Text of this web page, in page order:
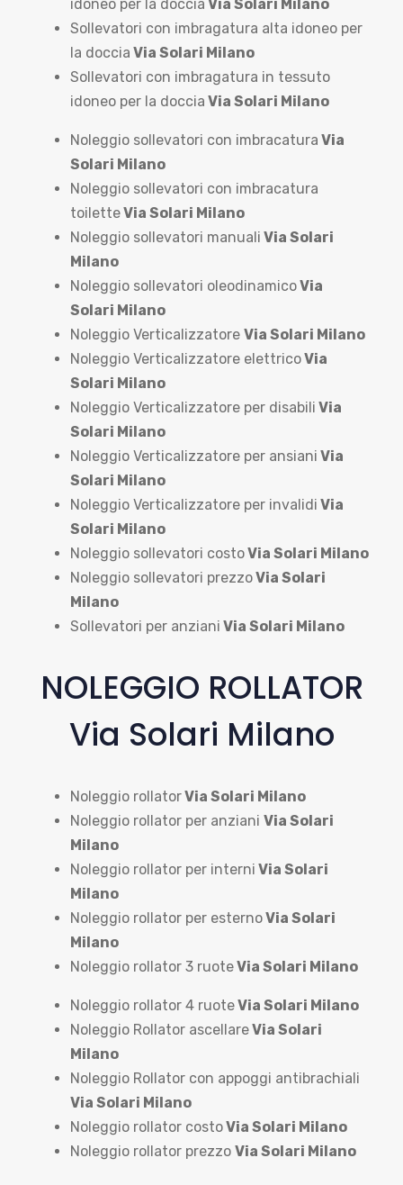
idoneo per la doccia Via Solari Milano
Sollevatori con imbragatura alta idoneo per
la doccia Via Solari Milano
Sollevatori con imbragatura in tessuto
idoneo per la doccia Via Solari Milano
Noleggio sollevatori con imbracatura Via
Solari Milano
Noleggio sollevatori con imbracatura
toiletteVia Solari Milano
Noleggio sollevatori manuali Via Solari
Milano
Noleggio sollevatori oleodinamicoVia
Solari Milano
Noleggio Verticalizzatore Via Solari Milano
Noleggio Verticalizzatore elettricoVia
Solari Milano
Noleggio Verticalizzatore per disabili Via
Solari Milano
Noleggio Verticalizzatore per ansiani Via
Solari Milano
Noleggio Verticalizzatore per invalidi Via
Solari Milano
Noleggio sollevatori costoVia Solari Milano
Noleggio sollevatori prezzoVia Solari
Milano
Sollevatori per anziani Via Solari Milano
NOLEGGIO ROLLATOR
Via Solari Milano
Noleggio rollatorVia Solari Milano
Noleggio rollator per anziani Via Solari
Milano
Noleggio rollator per interni Via Solari
Milano
Noleggio rollator per esternoVia Solari
Milano
Noleggio rollator 3 ruoteVia Solari Milano
Noleggio rollator 4 ruoteVia Solari Milano
Noleggio Rollator ascellareVia Solari
Milano
Noleggio Rollator con appoggi antibrachiali
Via Solari Milano
Noleggio rollator costoVia Solari Milano
Noleggio rollator prezzo Via Solari Milano